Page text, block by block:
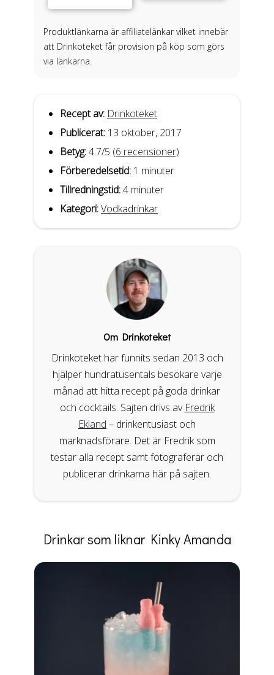
Produktlänkarna är affiliatelänkar vilket innebär
att Drinkoteket får provision på köp som görs
via länkarna.
Recept av: Drinkoteket
Publicerat: 13 oktober, 2017
Betyg:4.7/5 (6 recensioner)
Förberedelsetid: 1 minuter
Tillredningstid:4 minuter
Kategori:Vodkadrinkar
Om Drinkoteket
Drinkoteket har funnits sedan 2013 och
hjälper hundratusentals besökare varje
månad att hitta recept på goda drinkar
och cocktails. Sajten drivs av Fredrik
Ekland – drinkentusiast och
marknadsförare. Det är Fredrik som
testar alla recept samt fotograferar och
publicerar drinkarna här på sajten.
Drinkar som liknar Kinky Amanda